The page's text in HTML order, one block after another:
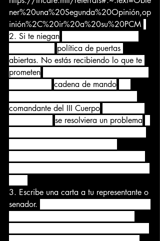
ner%20una%20Segunda%20Opinión,op
inión%2C%20ir%20a%20su%20PCM
2. Si te niegan
política de puertas
abiertas. No estás recibiendo lo que te
prometen
cadena de mando
comandante del III Cuerpo
se resolviera un problema
3. Escribe una carta a tu representante o
senador.